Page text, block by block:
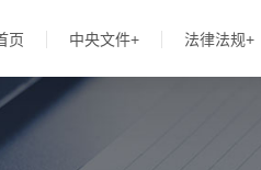
页 中央文件+ 法律法规+